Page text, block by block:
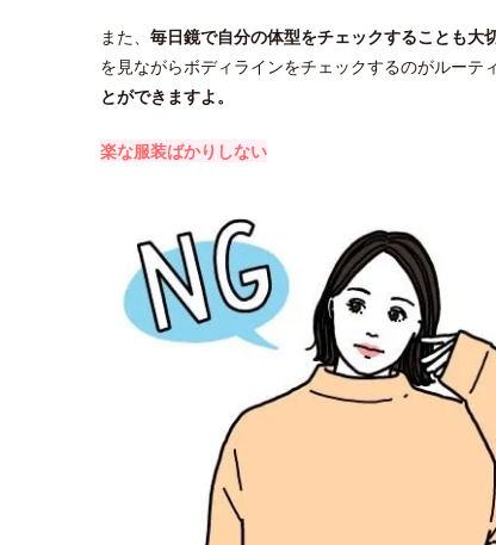
また、 毎日鏡で自分の体型をチェックすることも大
を見ながらボディラインをチェックするのがルーテ
とができますよ。
楽な服装ばかりしない